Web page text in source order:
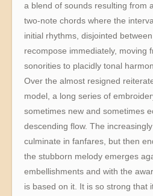
a blend of sounds resulting from
two-note chords where the
initial rhythms, disjointed
recompose immediately, moving
sonorities to placidly tonal
Over the almost resigned
model, a long series of
sometimes new and sometimes
descending flow. The
culminate in fanfares, but then
the stubborn melody emerges
embellishments and with the
is based on it. It is so strong that